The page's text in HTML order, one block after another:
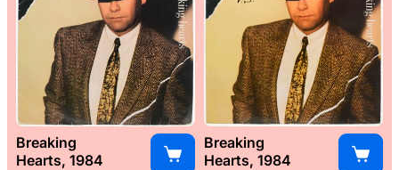
Breaking
Hearts, 1984
Breaking
Hearts, 1984